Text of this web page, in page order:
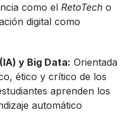
como el RetoTech o
digital como
y Big Data: Orientada
ético y crítico de los
aprenden los
automático